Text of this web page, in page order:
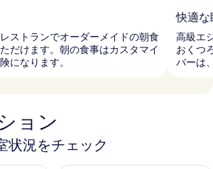
ストランでオーダーメイドの朝食
だけます。朝の食事はカスタマイ
になります。
快適な
高級エ
おくつ
バーは
ョン
状況をチェック